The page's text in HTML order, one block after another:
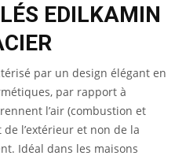
EDILKAMIN
par un design élégant en
par rapport à
l’air (combustion et
l’extérieur et non de la
Idéal dans les maisons